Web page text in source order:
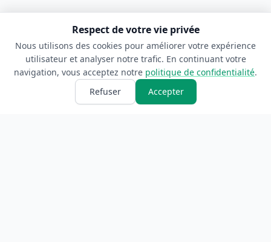
Respect de votre vie privée
Nous utilisons des cookies pour améliorer votre expérience
utilisateur et analyser notre trafic. En continuant votre
navigation, vous acceptez notre politique de confidentialité.
Refuser
Accepter